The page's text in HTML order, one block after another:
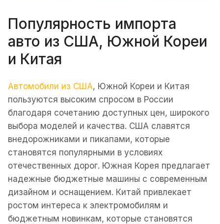
Популярность импорта
авто из США, Южной Кореи
и Китая
Автомобили из США, Южной Кореи и Китая
пользуются высоким спросом в России
благодаря сочетанию доступных цен, широкого
выбора моделей и качества. США славятся
внедорожниками и пикапами, которые
становятся популярными в условиях
отечественных дорог. Южная Корея предлагает
надежные бюджетные машины с современным
дизайном и оснащением. Китай привлекает
ростом интереса к электромобилям и
бюджетным новинкам, которые становятся